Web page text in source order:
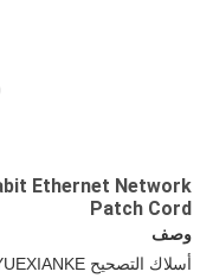
Ethernet Network
Patch Cord
وصف